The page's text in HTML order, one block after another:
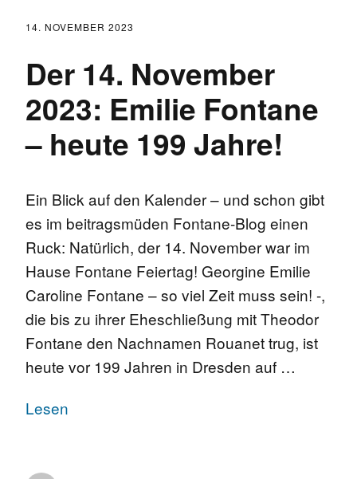
14. NOVEMBER 2023
Der 14. November
2023: Emilie Fontane
– heute 199 Jahre!
Ein Blick auf den Kalender – und schon gibt
es im beitragsmüden Fontane-Blog einen
Ruck: Natürlich, der 14. November war im
Hause Fontane Feiertag! Georgine Emilie
Caroline Fontane – so viel Zeit muss sein! -,
die bis zu ihrer Eheschließung mit Theodor
Fontane den Nachnamen Rouanet trug, ist
heute vor 199 Jahren in Dresden auf …
Lesen